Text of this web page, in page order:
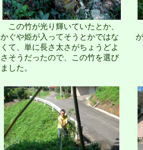
この竹が光り輝いていたとか、
かぐや姫が入ってそうとかではな
くて、単に長さ太さがちょうどよ
さそうだったので、この竹を選び
ました。